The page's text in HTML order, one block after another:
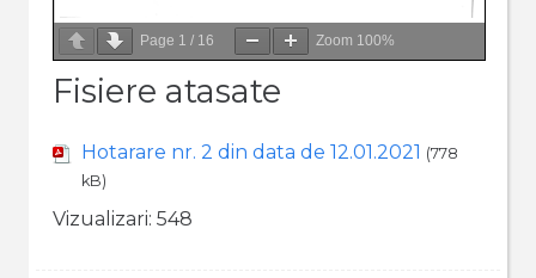
Page 1 / 16 Zoom 100%
Fisiere atasate
Hotarare nr. 2 din data de 12.01.2021 (778
kB)
Vizualizari: 548